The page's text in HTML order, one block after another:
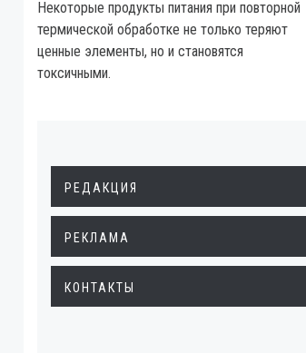
Некоторые продукты питания при повторной
термической обработке не только теряют
ценные элементы, но и становятся
токсичными.
РЕДАКЦИЯ
РЕКЛАМА
КОНТАКТЫ